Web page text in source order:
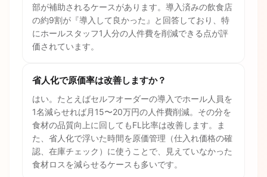
部が補助されるケースがあります。導入済みの飲食店
の約9割が『導入して良かった』と回答しており、特
にホールスタッフ1人分の人件費を削減できる点が評
価されています。
省人化で原価率は改善しますか？
はい。たとえばセルフオーダーの導入でホール人員を
1名減らせれば月15〜20万円の人件費削減。その分を
食材の品質向上に回してもFL比率は改善します。ま
た、省人化で浮いた時間を原価管理（仕入れ価格の確
認、在庫チェック）に使うことで、見えていなかった
食材ロスを減らせるケースも多いです。